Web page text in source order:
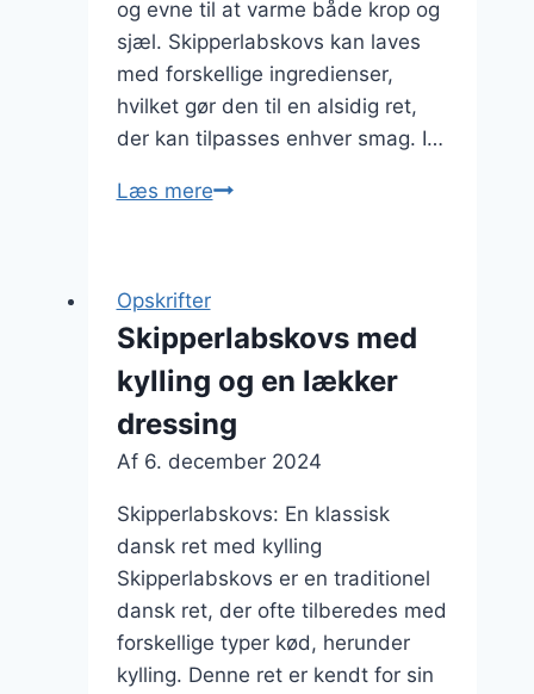
og evne til at varme både krop og
sjæl. Skipperlabskovs kan laves
med forskellige ingredienser,
hvilket gør den til en alsidig ret,
der kan tilpasses enhver smag. I…
Læs mereLækker
vinteren
Opskrifter
Skipperlabskovs med
kylling og en lækker
dressing
Af 6. december 2024
Skipperlabskovs: En klassisk
dansk ret med kylling
Skipperlabskovs er en traditionel
dansk ret, der ofte tilberedes med
forskellige typer kød, herunder
kylling. Denne ret er kendt for sin